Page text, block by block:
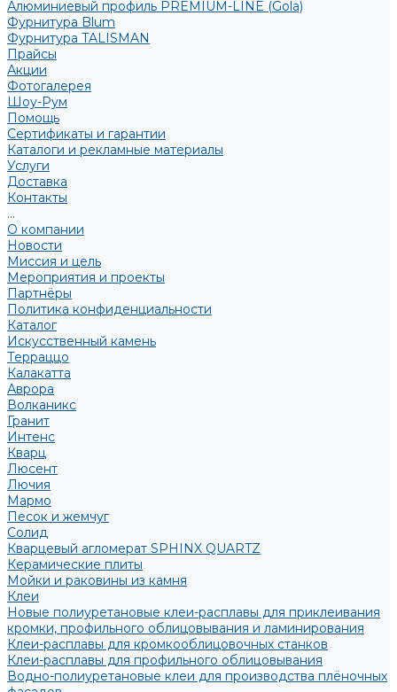
Алюминиевый профиль PREMIUM-LINE (Gola)
Фурнитура Blum
Фурнитура TALISMAN
Прайсы
Акции
Фотогалерея
Шоу-Рум
Помощь
Сертификаты и гарантии
Каталоги и рекламные материалы
Услуги
Доставка
Контакты
...
О компании
Новости
Миссия и цель
Мероприятия и проекты
Партнёры
Политика конфиденциальности
Каталог
Искусственный камень
Терраццо
Калакатта
Аврора
Волканикс
Гранит
Интенс
Кварц
Люсент
Лючия
Мармо
Песок и жемчуг
Солид
Кварцевый агломерат SPHINX QUARTZ
Керамические плиты
Мойки и раковины из камня
Клеи
Новые полиуретановые клеи-расплавы для приклеивания
кромки, профильного облицовывания и ламинирования
Клеи-расплавы для кромкооблицовочных станков
Клеи-расплавы для профильного облицовывания
Водно-полиуретановые клеи для производства плёночных